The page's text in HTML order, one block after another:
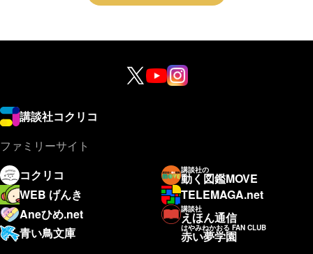
講談社コクリコ
ファミリーサイト
コクリコ
講談社の
動く図鑑MOVE
WEB げんき
TELEMAGA.net
Aneひめ.net
講談社
えほん通信
青い鳥文庫
はやみねかおる FAN CLUB
赤い夢学園